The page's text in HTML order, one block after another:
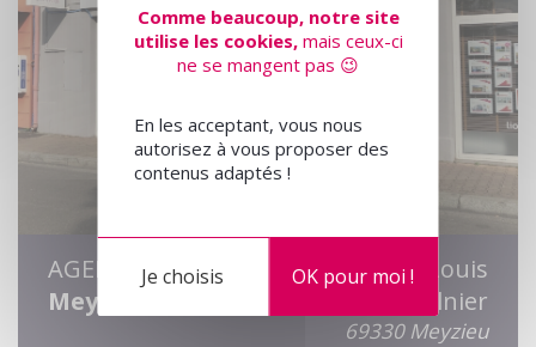
AGENCE
Meyzieu
5 rue Louis
Saulnier
69330 Meyzieu
Comme beaucoup, notre site
utilise les cookies,mais ceux-ci
ne se mangent pas 😉
En les acceptant, vous nous
autorisez à vous proposer des
contenus adaptés !
OK pour moi !
Je choisis